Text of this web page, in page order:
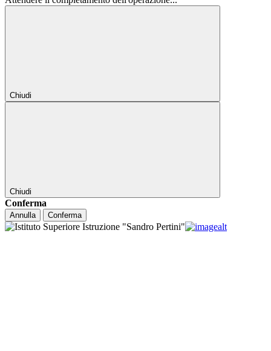
Chiudi
Chiudi
Conferma
Annulla Conferma